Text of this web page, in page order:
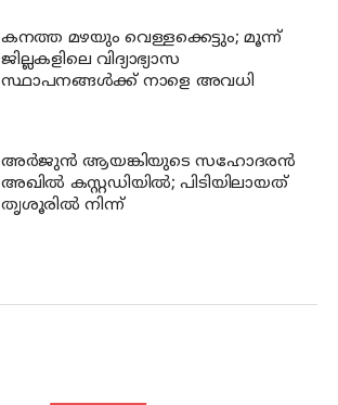
കനത്ത മഴയും വെള്ളക്കെട്ടും; മൂന്ന്‌
ജില്ലകളിലെ വിദ്യാഭ്യാസ
സ്ഥാപനങ്ങള്‍ക്ക് നാളെ അവധി
അര്‍ജുന്‍ ആയങ്കിയുടെ സഹോദരന്‍
അഖില്‍ കസ്റ്റഡിയില്‍; പിടിയിലായത്
തൃശൂരില്‍ നിന്ന്